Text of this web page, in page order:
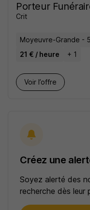
Porteur
Crit
Moyeuvre-Grande -
21 € / heure
+ 1
Voir l’offre
Créez une
Soyez alerté des
recherche dès leur